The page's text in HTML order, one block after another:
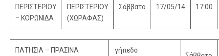
ΠΕΡΙΣΤΕΡΙΟΥ
– ΚΟΡΩΝΙΔΑ
ΠΕΡΙΣΤΕΡΙΟΥ
(ΧΩΡΑΦΑΣ)
Σάββατο 17/05/14 17:00
ΠΑΤΗΣΙΑ – ΠΡΑΣΙΝΑ
γήπεδο